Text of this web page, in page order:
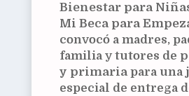
Bienestar para
Mi Beca para
convocó a madres,
familia y tutores de
y primariapara una
especial de entrega